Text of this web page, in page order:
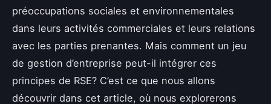
préoccupations sociales et environnementales
dans leurs activités commerciales et leurs relations
avec les parties prenantes. Mais comment un jeu
de gestion d’entreprise peut-il intégrer ces
principes de RSE? C’est ce que nous allons
découvrir dans cet article, où nous explorerons